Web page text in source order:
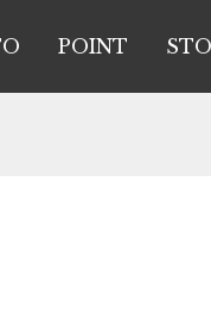
POINT